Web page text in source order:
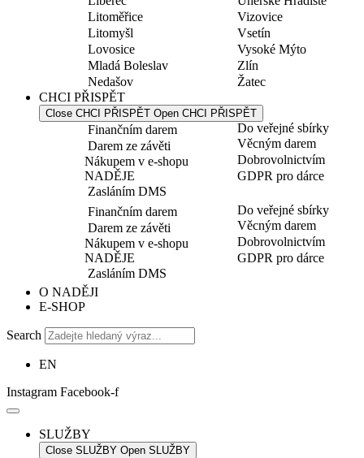
Litoměřice
Litomyšl
Lovosice
Mladá Boleslav
Nedašov
Vizovice
Vsetín
Vysoké Mýto
Zlín
Žatec
CHCI PŘISPĚT
Close CHCI PŘISPĚT Open CHCI PŘISPĚT
Finančním darem
Darem ze závěti
Nákupem v e-shopu
NADĚJE
Zasláním DMS
Do veřejné sbírky
Věcným darem
Dobrovolnictvím
GDPR pro dárce
Finančním darem
Darem ze závěti
Nákupem v e-shopu
NADĚJE
Zasláním DMS
Do veřejné sbírky
Věcným darem
Dobrovolnictvím
GDPR pro dárce
O NADĚJI
E-SHOP
Search
EN
Instagram Facebook-f
SLUŽBY
Close SLUŽBY Open SLUŽBY